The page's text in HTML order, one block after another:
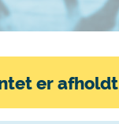
er afholdt